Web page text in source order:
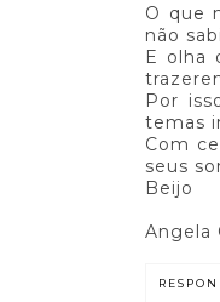
O que
não
E olha
Por
temas
Com
seus
Beijo
Angela